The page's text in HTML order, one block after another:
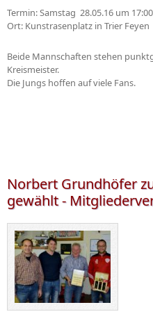
Termin: Samstag 28.05.16 um
Ort: Kunstrasenplatz in Trier Feyen
Beide Mannschaften stehen
Kreismeister.
Die Jungs hoffen auf viele Fans.
Norbert Grundhöfer
gewählt -